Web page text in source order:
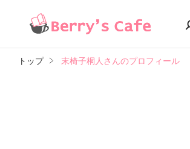
トップ 末椅子桐人さんのプロフィール